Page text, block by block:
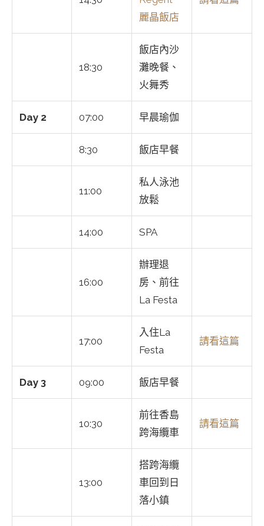
麗晶飯店
18:30
飯店內沙
灘晚餐、
火舞秀
Day 2 07:00 早晨瑜伽
8:30 飯店早餐
11:00
私人泳池
放鬆
14:00 SPA
16:00
辦理退
房、前往
La Festa
17:00
入住La
Festa
請看這篇
Day 3 09:00 飯店早餐
10:30
前往香島
跨海纜車
請看這篇
13:00
搭跨海纜
車回到日
落小鎮